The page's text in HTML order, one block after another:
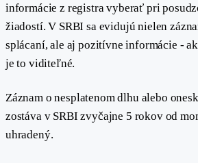
informácie z registra vyberať pri
žiadostí. V SRBI sa evidujú nielen
splácaní, ale aj pozitívne informácie -
je to viditeľné.
Záznam o nesplatenom dlhu alebo
zostáva v SRBI zvyčajne 5 rokov od
uhradený.